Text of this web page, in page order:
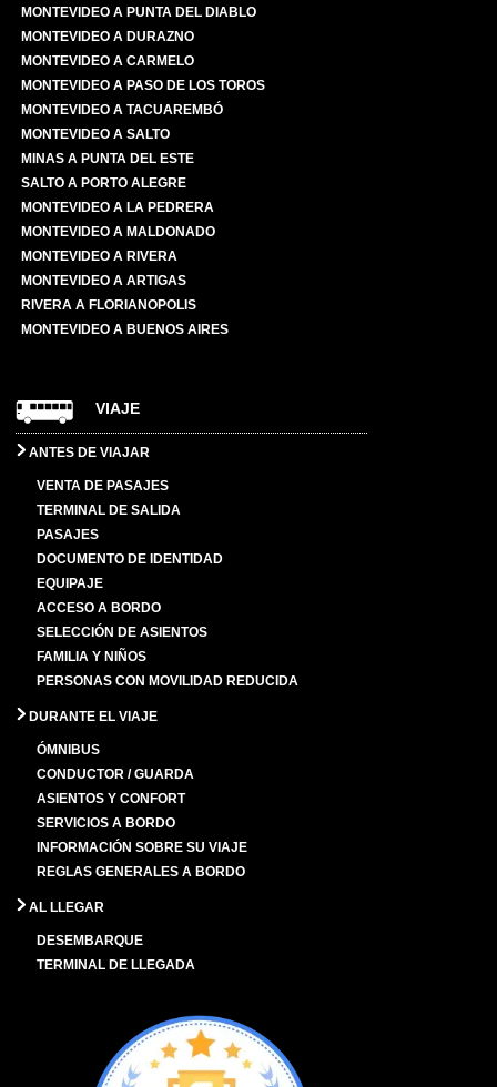
MONTEVIDEO A PUNTA DEL DIABLO
MONTEVIDEO A DURAZNO
MONTEVIDEO A CARMELO
MONTEVIDEO A PASO DE LOS TOROS
MONTEVIDEO A TACUAREMBÓ
MONTEVIDEO A SALTO
MINAS A PUNTA DEL ESTE
SALTO A PORTO ALEGRE
MONTEVIDEO A LA PEDRERA
MONTEVIDEO A MALDONADO
MONTEVIDEO A RIVERA
MONTEVIDEO A ARTIGAS
RIVERA A FLORIANOPOLIS
MONTEVIDEO A BUENOS AIRES
VIAJE
ANTES DE VIAJAR
VENTA DE PASAJES
TERMINAL DE SALIDA
PASAJES
DOCUMENTO DE IDENTIDAD
EQUIPAJE
ACCESO A BORDO
SELECCIÓN DE ASIENTOS
FAMILIA Y NIÑOS
PERSONAS CON MOVILIDAD REDUCIDA
DURANTE EL VIAJE
ÓMNIBUS
CONDUCTOR / GUARDA
ASIENTOS Y CONFORT
SERVICIOS A BORDO
INFORMACIÓN SOBRE SU VIAJE
REGLAS GENERALES A BORDO
AL LLEGAR
DESEMBARQUE
TERMINAL DE LLEGADA